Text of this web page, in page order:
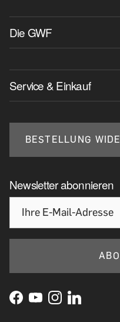
Die GWF
Service & Einkauf
BESTELLUNG
Newsletter abonnieren